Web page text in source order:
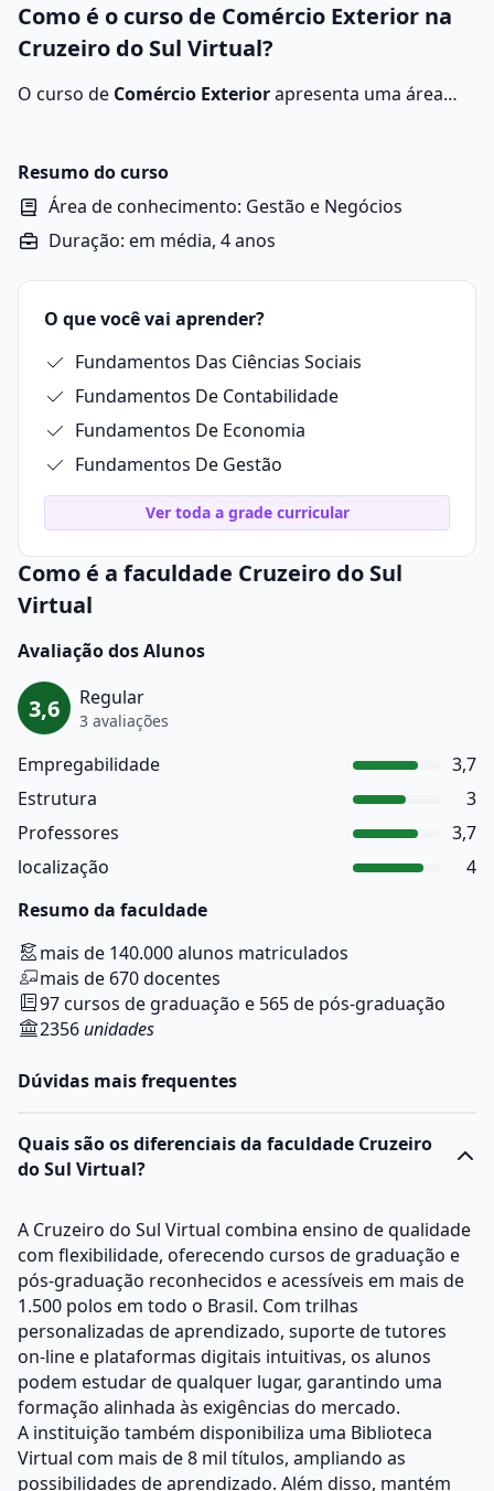
Como é o curso de Comércio Exterior na
Cruzeiro do Sul Virtual?
O curso de Comércio Exteriorapresenta uma área
acordos internacionais. O objetivo é garantir que as
operações sejam realizadas em conformidade com as
normas alfandegárias e políticas econômicas.
Resumo do curso
Área de conhecimento: Gestão e Negócios
Duração: em média, 4 anos
O que você vai aprender?
Fundamentos Das Ciências Sociais
Fundamentos De Contabilidade
Fundamentos De Economia
Fundamentos De Gestão
Ver toda a grade curricular
Como é a faculdade Cruzeiro do Sul
Virtual
Avaliação dos Alunos
3,6 Regular
3 avaliações
Empregabilidade
3,7
Estrutura
3
Professores
3,7
localização
4
Resumo da faculdade
mais de 140.000 alunos matriculados
mais de 670 docentes
97 cursos de graduação e 565 de pós-graduação
2356unidades
Dúvidas mais frequentes
Quais são os diferenciais da faculdade Cruzeiro
do Sul Virtual?
A Cruzeiro do Sul Virtual combina ensino de qualidade
com flexibilidade, oferecendo cursos de graduação e
pós-graduação reconhecidos e acessíveis em mais de
1.500 polos em todo o Brasil. Com trilhas
personalizadas de aprendizado, suporte de tutores
on-line e plataformas digitais intuitivas, os alunos
podem estudar de qualquer lugar, garantindo uma
formação alinhada às exigências do mercado.
A instituição também disponibiliza uma Biblioteca
Virtual com mais de 8 mil títulos, ampliando as
possibilidades de aprendizado. Além disso, mantém